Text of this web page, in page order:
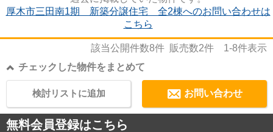
厚木市三田南1期 新築分譲住宅 全2棟へのお問い合わせは
こちら
該当公開件数8件 販売数2件 1-8件表示
チェックした物件をまとめて
お問い合わせ
検討リストに追加
無料会員登録はこちら